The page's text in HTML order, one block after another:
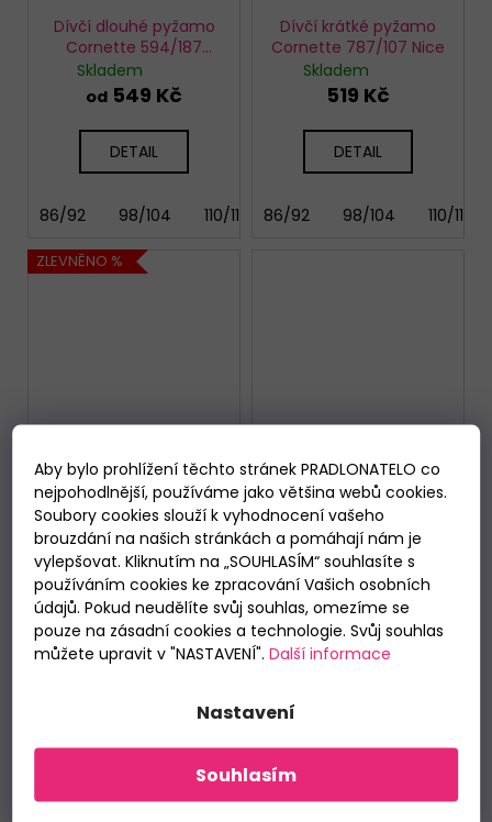
Aby bylo prohlížení těchto stránek PRADLONATELO co
nejpohodlnější, používáme jako většina webů cookies.
Soubory cookies slouží k vyhodnocení vašeho
brouzdání na našich stránkách a pomáhají nám je
vylepšovat. Kliknutím na „SOUHLASÍM“ souhlasíte s
používáním cookies ke zpracování Vašich osobních
údajů. Pokud neudělíte svůj souhlas, omezíme se
pouze na zásadní cookies a technologie. Svůj souhlas
můžete upravit v "NASTAVENÍ". Další informace
Nastavení
Souhlasím
Dívčí dlouhé pyžamo
Cornette 594/187
Bears
Skladem
od 549 Kč
DETAIL
86/92 98/104 110/116 122/128 134/140 146/
Dívčí krátké pyžamo
Cornette 787/107 Nice
Skladem
519 Kč
DETAIL
86/92 98/104 110/116
ZLEVNĚNO %
Dívčí dlouhé pyžamo
Cornette 594/175
Home
Skladem
86/92 158/164
Dívčí dlouhé pyžamo
Cornette 594/178
Paint
Skladem
86/92 98/104 122/128